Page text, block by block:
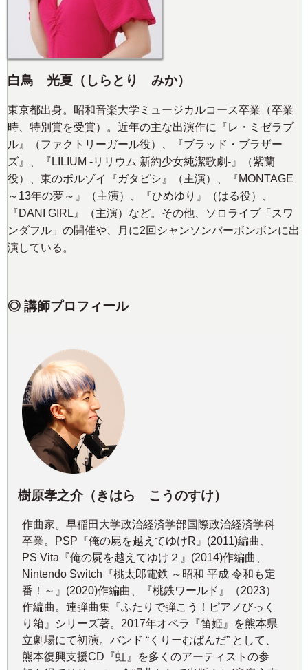
白鳥 光夏（しらとり みか）
東京都出身。昭和音楽大学ミュージカルコース卒業（卒業
時、特別賞を受賞）。近年の主な出演作に『レ・ミゼラブ
ル』（ファクトリーガール役）、『ブラッド・ブラザー
ズ』、『LILIUM -リリウム 新約少女純潔歌劇-』（紫蘭
役）、東のボルゾイ『ガタピシ』（主演）、『MONTAGE
～13年の夢～』（主演）、『ひめゆり』（はる役）、
『DANI GIRL』（主演）など。その他、ソロライブ「スワ
ンダフル」の開催や、月に2回シャンソンバーボンボンに出
演している。
◎ 講師プロフィール
樹原孝之介（きはら こうのすけ）
作曲家。早稲田大学政治経済学部国際政治経済学科
卒業。PSP『俺の屍を越えてゆけR』(2011)編曲、
PS Vita『俺の屍を越えてゆけ２』(2014)作編曲、
Nintendo Switch『桃太郎電鉄 ～昭和 平成 令和も定
番！～』(2020)作編曲、『桃鉄ワールド』（2023）
作編曲。連弾曲集『ふたりで弾こう！ピアノびっく
り箱』シリーズ著。2017年オペラ『笛姫』を熊本県
立劇場にて初演。バンド “くりーむぱんだ” として、
熊本復興支援CD『虹』を多くのアーティストの参